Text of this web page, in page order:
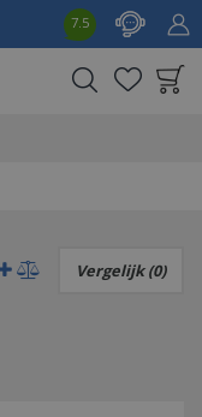
7.5
Vergelijk (0)